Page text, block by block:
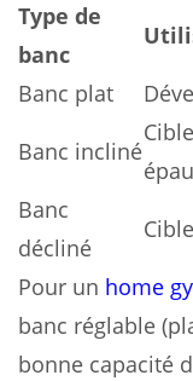
Type de
banc
Banc plat
Banc incliné
Banc
décliné
Pour un home
banc réglable
bonne capacité